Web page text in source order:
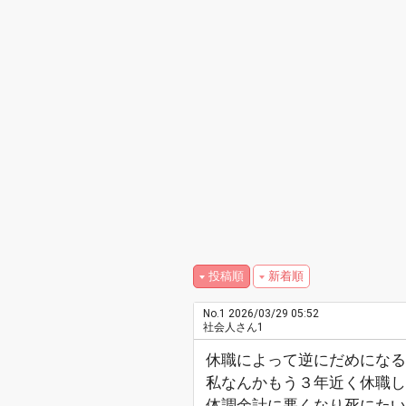
投稿順 新着順
No.1 2026/03/29 05:52
社会人さん1
休職によって逆にだめになる
私なんかもう３年近く休職